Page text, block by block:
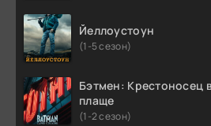
Йеллоустоун
(1-5 сезон)
Бэтмен: Крестоносец
плаще
(1-2 сезон)